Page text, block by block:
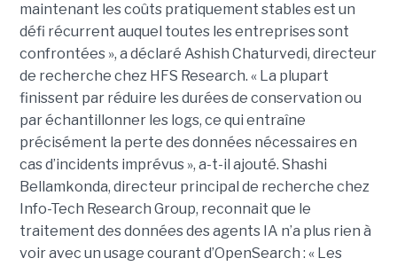
maintenant les coûts pratiquement stables est un
défi récurrent auquel toutes les entreprises sont
confrontées », a déclaré Ashish Chaturvedi, directeur
de recherche chez HFS Research. « La plupart
finissent par réduire les durées de conservation ou
par échantillonner les logs, ce qui entraîne
précisément la perte des données nécessaires en
cas d’incidents imprévus », a-t-il ajouté. Shashi
Bellamkonda, directeur principal de recherche chez
Info-Tech Research Group, reconnait que le
traitement des données des agents IA n’a plus rien à
voir avec un usage courant d’OpenSearch : « Les